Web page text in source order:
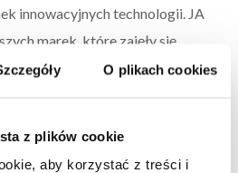
O plikach cookies
z plików cookie
aby korzystać z treści i
innowacyjnych technologii. JA
marek, które zajęły się
wydajności.
Szeroka oferta
panele dwustronne,